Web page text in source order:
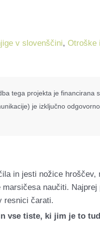
v slovenščini, Otroške
tega projekta je financirana
je izključno
in jesti nožice
naučiti.
resnici čarati.
vse tiste, ki jim je to